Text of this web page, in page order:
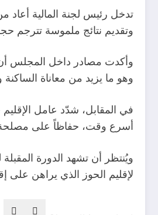
تدخل رئيس لجنة المالية أعاد
وتقديم نتائج ملموسة تترجم
وأكدت مصادر داخل المجلس أن
وهو ما يزيد من معاناة
في المقابل، شدّد عامل
أسرع وقت، حفاظاً على مصلحة
ويُنتظر أن تشهد الدورة
لإقليم الحوز الذي يراهن على